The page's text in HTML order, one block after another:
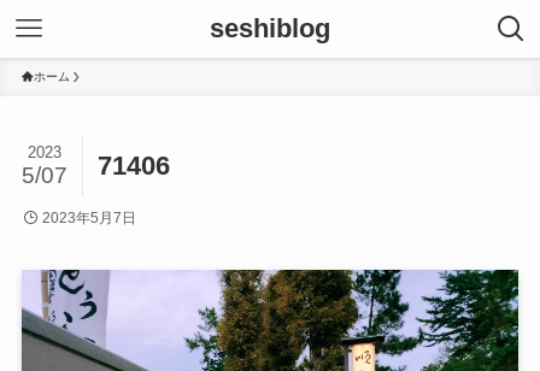
seshiblog
ホーム
71406
2023
5/07
2023年5月7日